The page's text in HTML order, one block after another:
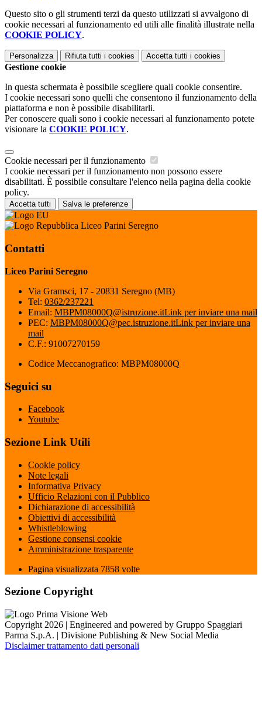
Questo sito o gli strumenti terzi da questo utilizzati si avvalgono di
cookie necessari al funzionamento ed utili alle finalità illustrate nella
COOKIE POLICY.
Personalizza Rifiuta tutti i cookies Accetta tutti i cookies
Gestione cookie
In questa schermata è possibile scegliere quali cookie consentire.
I cookie necessari sono quelli che consentono il funzionamento della
piattaforma e non è possibile disabilitarli.
Per conoscere quali sono i cookie necessari al funzionamento potete
visionare la COOKIE POLICY.
Cookie necessari per il funzionamento
I cookie necessari per il funzionamento non possono essere
disabilitati. È possibile consultare l'elenco nella pagina della cookie
policy.
Accetta tutti Salva le preferenze
Liceo Parini Seregno
Contatti
Liceo Parini Seregno
Via Gramsci, 17 - 20831 Seregno (MB)
Tel: 0362/237221
Email: MBPM08000Q@istruzione.itLink per inviare una mail
PEC: MBPM08000Q@pec.istruzione.itLink per inviare una
mail
C.F.: 91007270159
Codice Meccanografico: MBPM08000Q
Seguici su
Facebook
Youtube
Sezione Link Utili
Cookie policy
Note legali
Informativa Privacy
Ufficio Relazioni con il Pubblico
Dichiarazione di accessibilità
Obiettivi di accessibilità
Whistleblowing
Gestione consensi cookie
Amministrazione trasparente
Pagina visualizzata 7858 volte
Sezione Copyright
Copyright 2026 | Engineered and powered by Gruppo Spaggiari
Parma S.p.A. | Divisione Publishing & New Social Media
Disclaimer trattamento dati personali